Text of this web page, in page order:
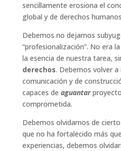
sencillamente erosiona el
global y de derechos
Debemos no dejarnos
“profesionalización”. No era
la esencia de nuestra tarea,
derechos. Debemos volver
comunicación y de
capaces de aguantar
comprometida.
Debemos olvidarnos de
que no ha fortalecido más
experiencias, debemos